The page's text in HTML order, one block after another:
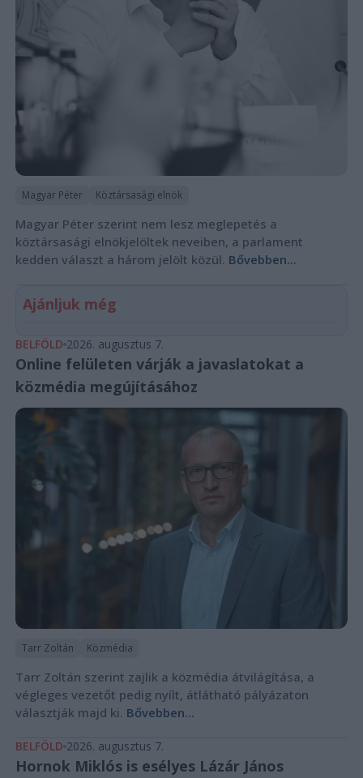
Magyar Péter Köztársasági elnök
Magyar Péter szerint nem lesz meglepetés a
köztársasági elnökjelöltek neveiben, a parlament
kedden választ a három jelölt közül. Bővebben...
Ajánljuk még
BELFÖLD 2026. augusztus 7.
Online felületen várják a javaslatokat a
közmédia megújításához
Tarr Zoltán Közmédia
Tarr Zoltán szerint zajlik a közmédia átvilágítása, a
végleges vezetőt pedig nyílt, átlátható pályázaton
választják majd ki. Bővebben...
BELFÖLD 2026. augusztus 7.
Hornok Miklós is esélyes Lázár János